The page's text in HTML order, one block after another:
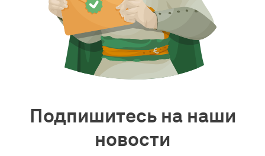
Подпишитесь на наши
новости